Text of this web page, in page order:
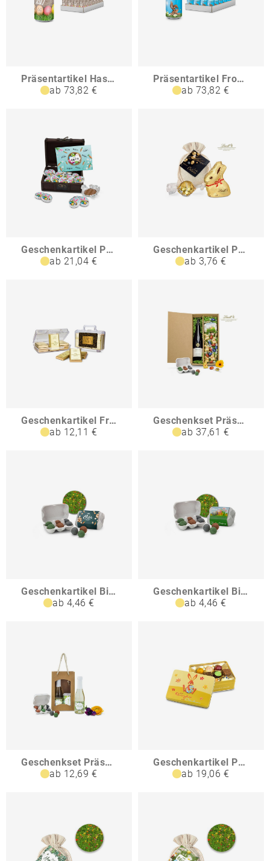
Präsentartikel HasenSecco
ab 73,82 €
Präsentartikel Frohsecco Ostern
ab 73,82 €
Geschenkartikel Präsentartikel Osterschatz mit 24 Vollmilch-Dublonen
ab 21,04 €
Geschenkartikel Präsentartikel Goldenes Ostersäckchen
ab 3,76 €
Geschenkartikel Frohe Ostern Goldkoffer mit 12 Schokoladen Goldbarren 120 g
ab 12,11 €
Geschenkset Präsenteset Buntes Osterpaket Necto
ab 37,61 €
Geschenkartikel Bienenweide im Oster-Eierkarton 6 Samenbomen
ab 4,46 €
Geschenkartikel Bienenweide im Oster-Eierkarton Blumen
ab 4,46 €
Geschenkset Präsenteset Blühende Zusammenarbeit
ab 12,69 €
Geschenkartikel Präsentartikel Kleinigkeit vom Osterhasen
ab 19,06 €